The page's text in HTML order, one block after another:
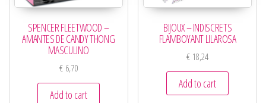
SPENCER FLEETWOOD –
AMANTES DE CANDY THONG
MASCULINO
€6,70
Add to cart
BIJOUX – INDISCRETS
FLAMBOYANT LILAROSA
€ 18,24
Add to cart